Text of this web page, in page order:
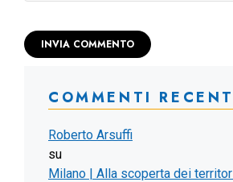
COMMENTI
Roberto Arsuffi
su
Milano | Alla scoperta dei